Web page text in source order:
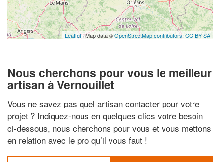
Leaflet| Map data ©OpenStreetMap contributors, CC-BY-SA
Nous cherchons pour vous le meilleur
artisan à Vernouillet
Vous ne savez pas quel artisan contacter pour votre
projet ? Indiquez-nous en quelques clics votre besoin
ci-dessous, nous cherchons pour vous et vous mettons
en relation avec le pro qu’il vous faut !